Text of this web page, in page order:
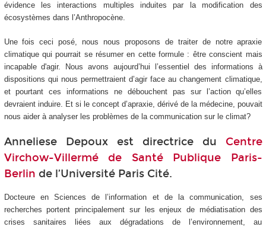
évidence les interactions multiples induites par la modification des
écosystèmes dans l’Anthropocène.
Une fois ceci posé, nous nous proposons de traiter de notre apraxie
climatique qui pourrait se résumer en cette formule : être conscient mais
incapable d'agir. Nous avons aujourd’hui l’essentiel des informations à
dispositions qui nous permettraient d’agir face au changement climatique,
et pourtant ces informations ne débouchent pas sur l’action qu’elles
devraient induire. Et si le concept d’apraxie, dérivé de la médecine, pouvait
nous aider à analyser les problèmes de la communication sur le climat?
Anneliese Depoux est directrice du Centre
Virchow-Villermé de Santé Publique Paris-
Berlin de l’Université Paris Cité.
Docteure en Sciences de l’information et de la communication, ses
recherches portent principalement sur les enjeux de médiatisation des
crises sanitaires liées aux dégradations de l’environnement, au